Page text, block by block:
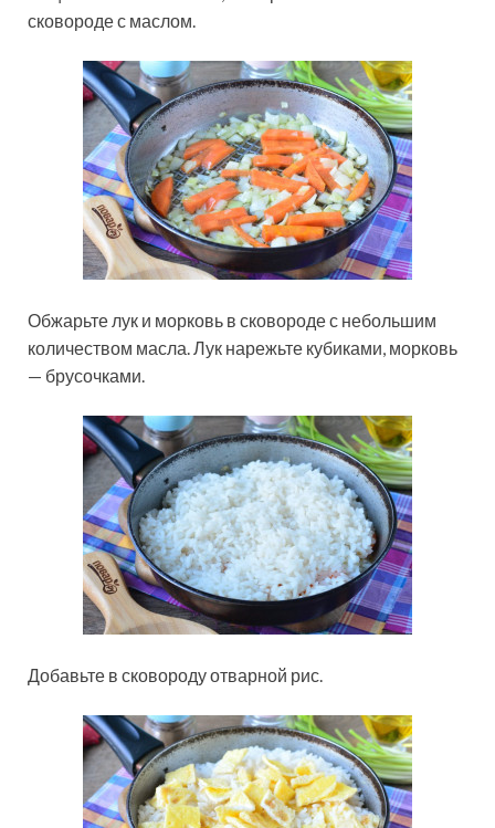
сковороде с маслом.
Обжарьте лук и морковь в сковороде с небольшим
количеством масла. Лук нарежьте кубиками, морковь
— брусочками.
Добавьте в сковороду отварной рис.